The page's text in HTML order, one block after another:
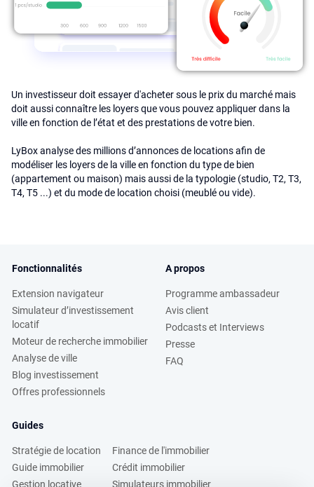
Un investisseur doit essayer d'acheter sous le prix du marché mais
doit aussi connaître les loyers que vous pouvez appliquer dans la
ville en fonction de l’état et des prestations de votre bien.
LyBox analyse des millions d’annonces de locations afin de
modéliser les loyers de la ville en fonction du type de bien
(appartement ou maison) mais aussi de la typologie (studio, T2, T3,
T4, T5 ...) et du mode de location choisi (meublé ou vide).
Fonctionnalités
Extension navigateur
Simulateur d’investissement
locatif
Moteur de recherche immobilier
Analyse de ville
Blog investissement
Offres professionnels
A propos
Programme ambassadeur
Avis client
Podcasts et Interviews
Presse
FAQ
Guides
Stratégie de location
Guide immobilier
Gestion locative
Finance de l'immobilier
Crédit immobilier
Simulateurs immobilier